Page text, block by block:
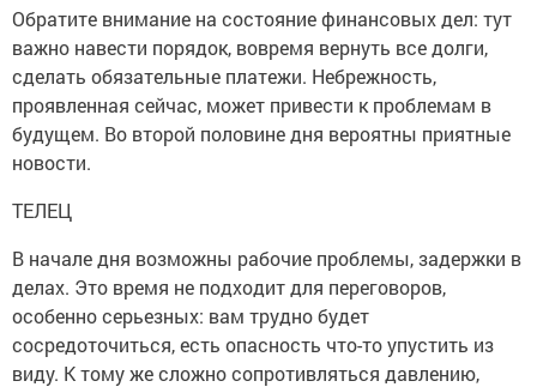
Обратите внимание на состояние финансовых дел: тут
важно навести порядок, вовремя вернуть все долги,
сделать обязательные платежи. Небрежность,
проявленная сейчас, может привести к проблемам в
будущем. Во второй половине дня вероятны приятные
новости.
ТЕЛЕЦ
В начале дня возможны рабочие проблемы, задержки в
делах. Это время не подходит для переговоров,
особенно серьезных: вам трудно будет
сосредоточиться, есть опасность что-то упустить из
виду. К тому же сложно сопротивляться давлению,